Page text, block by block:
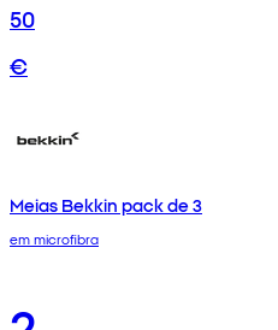
50
€
Meias Bekkin pack de 3
em microfibra